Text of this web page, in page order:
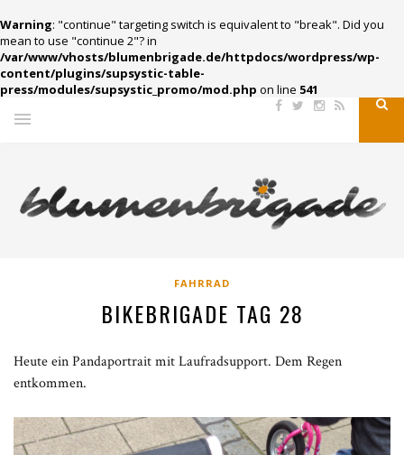
Warning: "continue" targeting switch is equivalent to "break". Did you
mean to use "continue 2"? in
/var/www/vhosts/blumenbrigade.de/httpdocs/wordpress/wp-
content/plugins/supsystic-table-
press/modules/supsystic_promo/mod.php on line 541
FAHRRAD
BIKEBRIGADE TAG 28
Heute ein Pandaportrait mit Laufradsupport. Dem Regen
entkommen.